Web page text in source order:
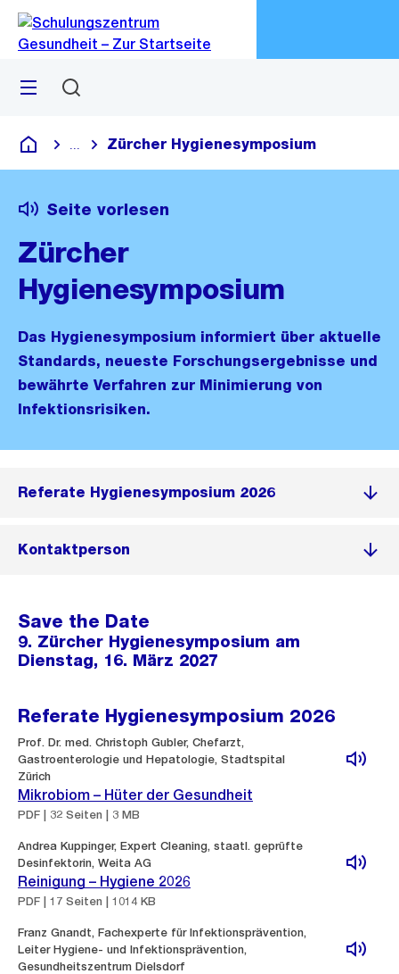
Navigation
Sprunglink
Menü
Schulungszentrum Gesundheit
Blende alle Breadcrumbs ein
Zürcher Hygienesymposium
Seite vorlesen
Zürcher
Hygienesymposium
Das Hygienesymposium informiert über aktuelle
Standards, neueste Forschungsergebnisse und
bewährte Verfahren zur Minimierung von
Infektionsrisiken.
Referate Hygienesymposium 2026
Kontaktperson
Save the Date
9. Zürcher Hygienesymposium am
Dienstag, 16. März 2027
Referate Hygienesymposium 2026
Prof. Dr. med. Christoph Gubler, Chefarzt,
Gastroenterologie und Hepatologie, Stadtspital
Zürich
Mikrobiom – Hüter der Gesundheit
PDF | 32 Seiten | 3 MB
Andrea Kuppinger, Expert Cleaning, staatl. geprüfte
Desinfektorin, Weita AG
Reinigung – Hygiene 2026
PDF | 17 Seiten | 1014 KB
Franz Gnandt, Fachexperte für Infektionsprävention,
Leiter Hygiene- und Infektionsprävention,
Gesundheitszentrum Dielsdorf